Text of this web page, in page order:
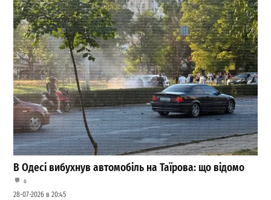
В Одесі вибухнув автомобіль на Таїрова: що відомо
0
28-07-2026 в 20:45